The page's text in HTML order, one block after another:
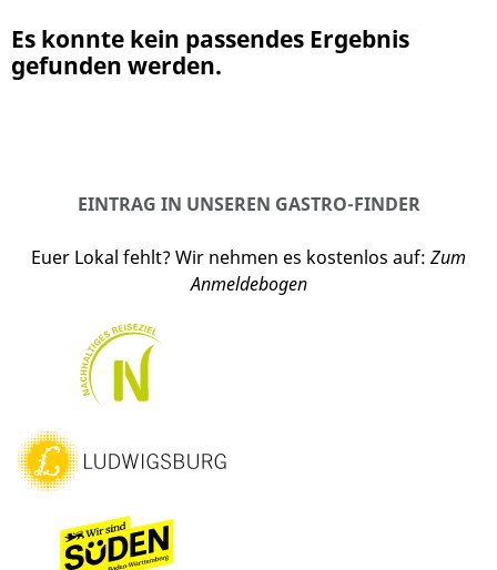
Es konnte kein passendes Ergebnis
gefunden werden.
EINTRAG IN UNSEREN GASTRO-FINDER
Euer Lokal fehlt? Wir nehmen es kostenlos auf: Zum
Anmeldebogen